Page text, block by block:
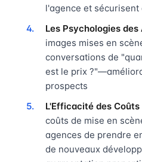
l'agence et
Les Psychologies
images mises en
conversations de
est le prix
prospects
L'Efficacité des
coûts de mise en
agences de prendre
de nouveaux